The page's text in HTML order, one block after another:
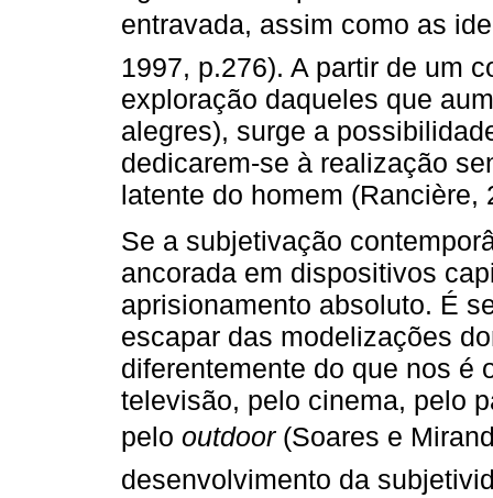
entravada, assim como as
1997, p.276). A partir de um
exploração daqueles que
alegres), surge a
dedicarem-se à realização
latente do homem (Rancière,
Se a subjetivação
ancorada em dispositivos
aprisionamento absoluto. É
escapar das modelizações
diferentemente do que nos é
televisão, pelo cinema, pelo
pelo outdoor (Soares e
desenvolvimento da